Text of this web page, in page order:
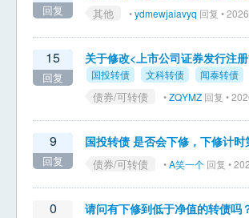
回复 其他 •ydmewjaiavyq 回复 •
15
回复
关于修改<上市公司证券发行注
国投转债 文科转债 闻泰转债
债券/可转债 •ZQYMZ 回复 •
9
回复
国投转债 是否会下修，下修计
债券/可转债 •A笑一个 回复 •
0 请问有下修到低于净值的转债吗